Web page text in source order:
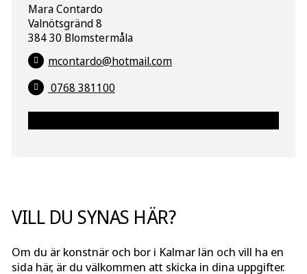
Mara Contardo
Valnötsgränd 8
384 30 Blomstermåla
mcontardo@hotmail.com
0768 381100
VILL DU SYNAS HÄR?
Om du är konstnär och bor i Kalmar län och vill ha en
sida här, är du välkommen att skicka in dina uppgifter.